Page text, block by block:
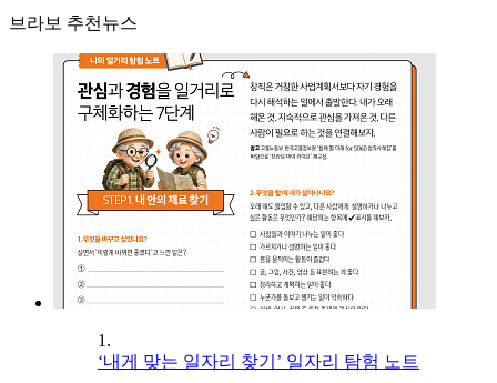
브라보 추천뉴스
1.
‘내게 맞는 일자리 찾기’ 일자리 탐험 노트